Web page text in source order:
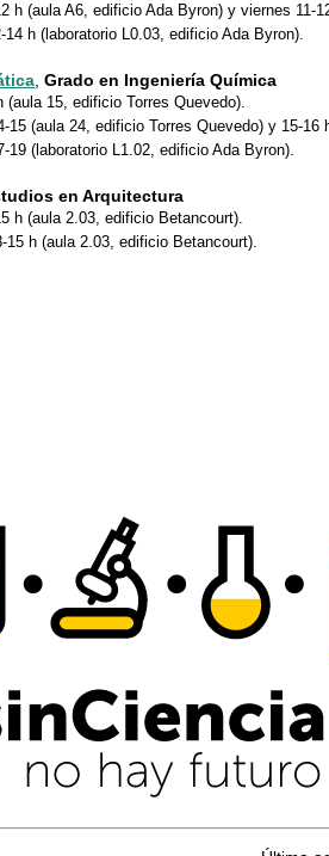
h (aula A6, edificio Ada Byron) y viernes 11-
h (laboratorio L0.03, edificio Ada Byron).
,Grado en Ingeniería Química
(aula 15, edificio Torres Quevedo).
15 (aula 24, edificio Torres Quevedo) y 15-16
19 (laboratorio L1.02, edificio Ada Byron).
en Arquitectura
h (aula 2.03, edificio Betancourt).
15 h (aula 2.03, edificio Betancourt).